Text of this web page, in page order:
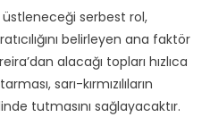
serbest rol,
belirleyen ana faktör
alacağı topları hızlıca
sarı-kırmızılıların
tutmasını sağlayacaktır.